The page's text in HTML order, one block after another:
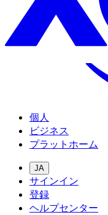
個人
ビジネス
プラットホーム
JA
サインイン
登録
ヘルプセンター